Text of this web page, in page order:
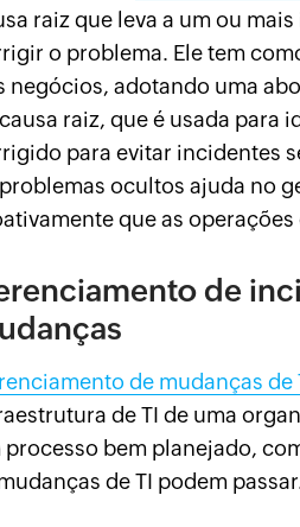
raiz que leva a um ou
o problema. Ele tem
negócios, adotando uma
raiz, que é usada para
para evitar incidentes
ocultos ajuda no
que as
de
de mudanças de
de TI de uma
processo bem planejado,
de TI podem